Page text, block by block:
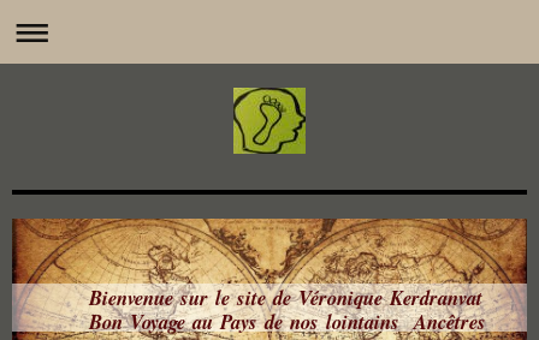
Bienvenue sur le site de Véronique Kerdranvat
Bon Voyage au Pays de nos lointains Ancêtres